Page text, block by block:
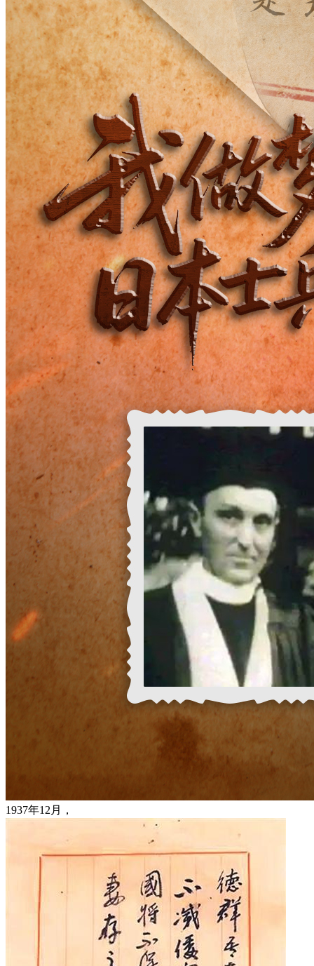
1937年12月，